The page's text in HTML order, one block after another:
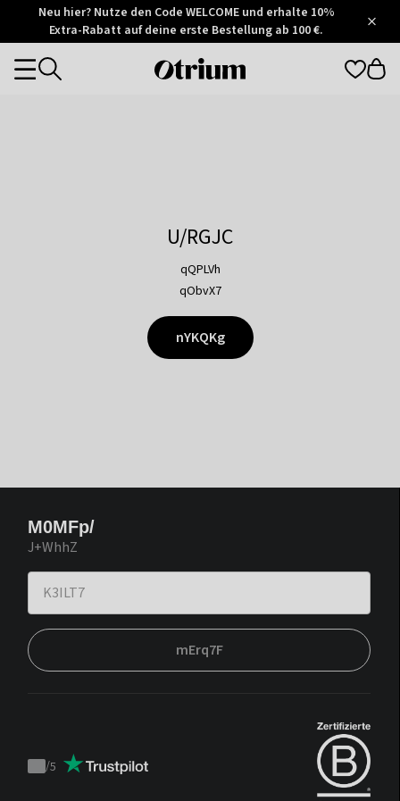
Otrium
Trustpilot
Neu hier? Nutze den Code WELCOME und erhalte 10%
Extra-Rabatt auf deine erste Bestellung ab 100 €.
Otrium
Categories
U/RGJC
qQPLVh
qObvX7
nYKQKg
M0MFp/
J+WhhZ
mErq7F
Trustpilot
/5